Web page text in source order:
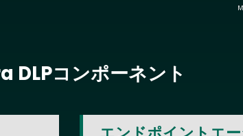
DLPコンポーネント